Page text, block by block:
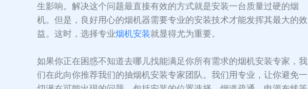
生影响。解决这个问题最直接有效的方式就是安装一台质量过硬的烟
机。但是，良好用心的烟机器需要专业的安装技术才能发挥其最大的效
益。这时，选择专业烟机安装就显得尤为重要。
如果你正在困惑不知道去哪儿找能满足你所有需求的烟机安装专家，我
们在此向你推荐我们的抽烟机安装专家团队。我们用专业，让你避免一